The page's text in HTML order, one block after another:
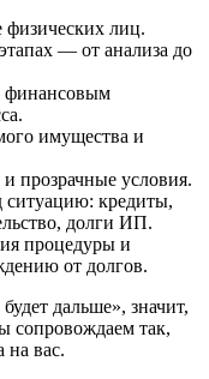
физических лиц.
— от анализа до
финансовым
имущества и
прозрачные условия.
ситуацию: кредиты,
долги ИП.
процедуры и
от долгов.
дальше», значит,
сопровождаем так,
на вас.